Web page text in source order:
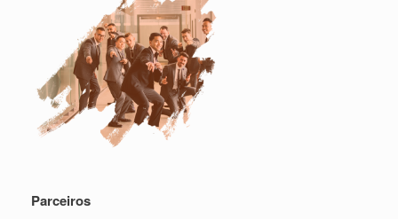
Parceiros